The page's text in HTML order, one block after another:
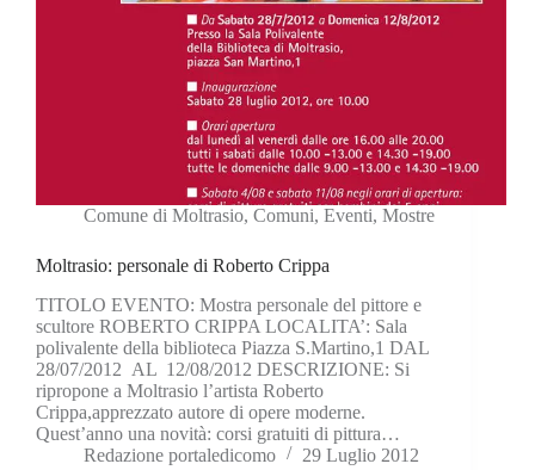
Comune di Moltrasio, Comuni, Eventi, Mostre
Moltrasio: personale di Roberto Crippa
TITOLO EVENTO: Mostra personale del pittore e
scultore ROBERTO CRIPPA LOCALITA’: Sala
polivalente della biblioteca Piazza S.Martino,1 DAL
28/07/2012 AL 12/08/2012 DESCRIZIONE: Si
ripropone a Moltrasio l’artista Roberto
Crippa,apprezzato autore di opere moderne.
Quest’anno una novità: corsi gratuiti di pittura…
Redazione portaledicomo
29 Luglio 2012